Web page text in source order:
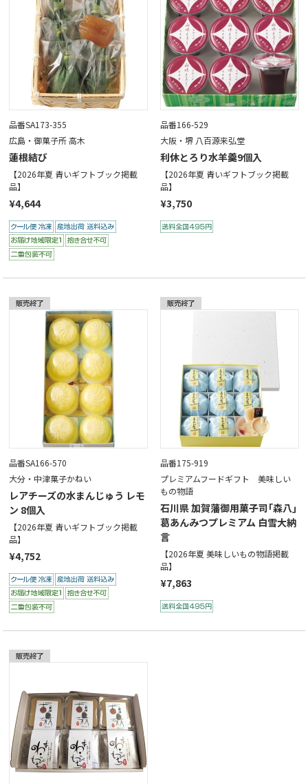
品番SA173-355
広島・御菓子所 高木
蓮根結び
【2026年夏 青いギフトブック掲載
品】
¥4,644
品番166-529
大阪・堺 八百源来弘堂
利休とろり水羊羹9個入
【2026年夏 青いギフトブック掲載
品】
¥3,750
品番SA166-570
大分・中津菓子かねい
レアチーズの水まんじゅう レモ
ン 8個入
【2026年夏 青いギフトブック掲載
品】
¥4,752
品番175-919
プレミアムフードギフト 美味しい
もの物語
石川県 加賀藩御用菓子司｢森八｣
葛あんみつプレミアム 白雪大納
言
【2026年夏 美味しいもの物語掲載
品】
¥7,863